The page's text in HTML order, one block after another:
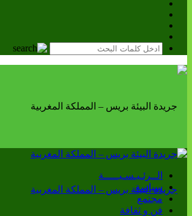
الــرئـيـسـيـــــة
سياسة
مجتمع
فن و ثقافة